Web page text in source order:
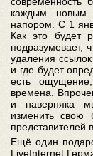
каждым новым
напором. С 1
Как это будет
подразумевает,
удаления
и где будет
есть
времена.
и наверняка
изменить свою
представителей
Ещё один
LiveInternet